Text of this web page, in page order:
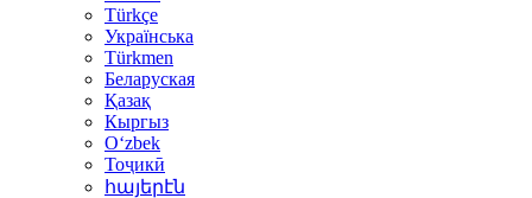
Türkçe
Українська
Türkmen
Беларуская
Қазақ
Кыргыз
Oʻzbek
Тоҷикӣ
հայերէն